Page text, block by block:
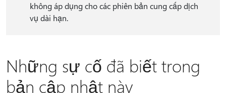
không áp dụng cho các phiên bản cung cấp dịch
vụ dài hạn.
Những sự cố đã biết trong
bản cập nhật này